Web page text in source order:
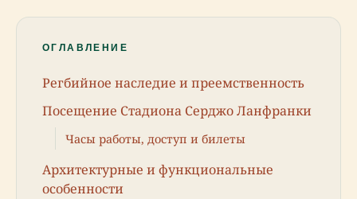
ОГЛАВЛЕНИЕ
Регбийное наследие и преемственность
Посещение Стадиона Серджо Ланфранки
Часы работы, доступ и билеты
Архитектурные и функциональные
особенности